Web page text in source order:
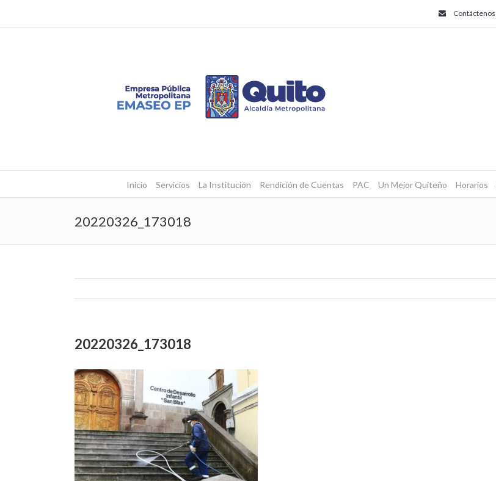
Contáctenos
Inicio Servicios La Institución Rendición de Cuentas PAC Un Mejor Quiteño Horarios
20220326_173018
20220326_173018